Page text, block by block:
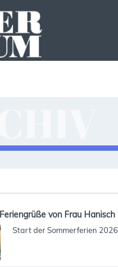
Feriengrüße von Frau Hanisch
Start der Sommerferien